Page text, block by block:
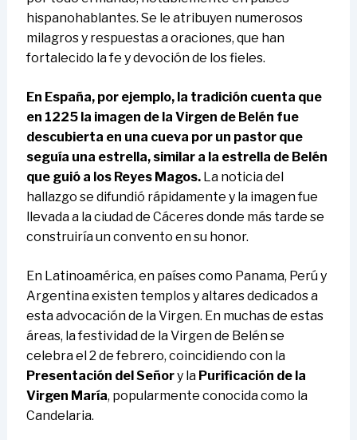
hispanohablantes. Se le atribuyen numerosos
milagros y respuestas a oraciones, que han
fortalecido la fe y devoción de los fieles.
En España, por ejemplo, la tradición cuenta que
en 1225 la imagen de la Virgen de Belén fue
descubierta en una cueva por un pastor que
seguía una estrella, similar a la estrella de Belén
que guió a los Reyes Magos.La noticia del
hallazgo se difundió rápidamente y la imagen fue
llevada a la ciudad de Cáceres donde más tarde se
construiría un convento en su honor.
En Latinoamérica, en países como Panama, Perú y
Argentina existen templos y altares dedicados a
esta advocación de la Virgen. En muchas de estas
áreas, la festividad de la Virgen de Belén se
celebra el 2 de febrero, coincidiendo con la
Presentación del Señory la Purificación de la
Virgen María, popularmente conocida como la
Candelaria.